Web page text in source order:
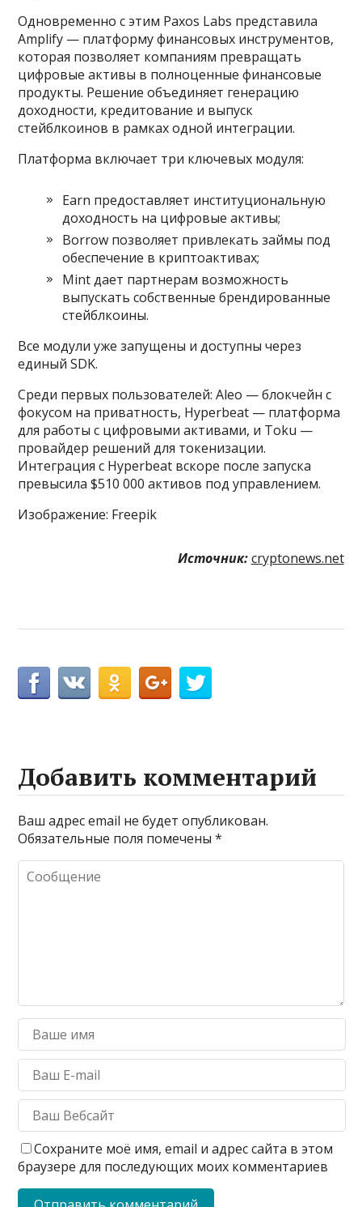
Одновременно с этим Paxos Labs представила
Amplify — платформу финансовых инструментов,
которая позволяет компаниям превращать
цифровые активы в полноценные финансовые
продукты. Решение объединяет генерацию
доходности, кредитование и выпуск
стейблкоинов в рамках одной интеграции.
Платформа включает три ключевых модуля:
Earn предоставляет институциональную
доходность на цифровые активы;
Borrow позволяет привлекать займы под
обеспечение в криптоактивах;
Mint дает партнерам возможность
выпускать собственные брендированные
стейблкоины.
Все модули уже запущены и доступны через
единый SDK.
Среди первых пользователей: Aleo — блокчейн с
фокусом на приватность, Hyperbeat — платформа
для работы с цифровыми активами, и Toku —
провайдер решений для токенизации.
Интеграция с Hyperbeat вскоре после запуска
превысила $510 000 активов под управлением.
Изображение: Freepik
Источник: cryptonews.net
Добавить комментарий
Ваш адрес email не будет опубликован.
Обязательные поля помечены*
Сохраните моё имя, email и адрес сайта в этом
браузере для последующих моих комментариев